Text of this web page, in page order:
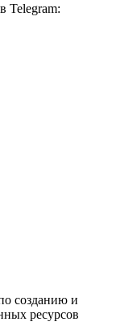
Telegram:
созданию и
ресурсов